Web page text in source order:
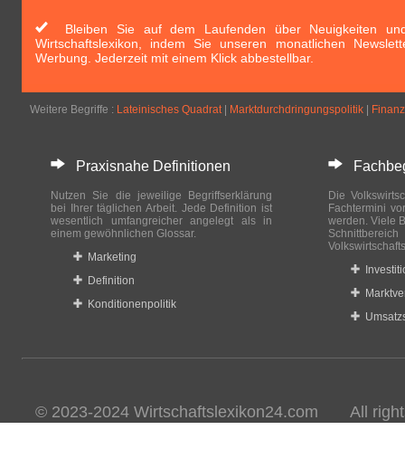
Bleiben Sie auf dem Laufenden über Neuigkeiten
Wirtschaftslexikon, indem Sie unseren monatlichen
Werbung. Jederzeit mit einem Klick abbestellbar.
Weitere Begriffe : Lateinisches Quadrat| Marktdurchdringungspolitik
Praxisnahe Definitionen
Nutzen Sie die jeweilige Begriffserklärung
bei Ihrer täglichen Arbeit. Jede Definition ist
wesentlich umfangreicher angelegt als in
einem gewöhnlichen Glossar.
Marketing
Definition
Konditionenpolitik
Die
Fachtermini
werden. Viele
© 2023-2024 Wirtschaftslexikon24.com All